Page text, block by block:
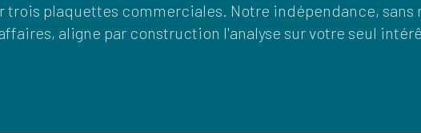
trois plaquettes commerciales. Notre indépendance, sans
aligne par construction l'analyse sur votre seul